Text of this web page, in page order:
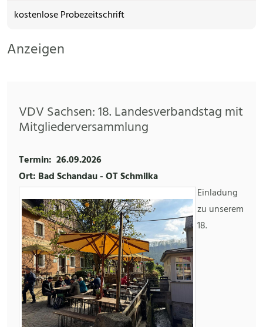
kostenlose Probezeitschrift
Anzeigen
VDV Sachsen: 18. Landesverbandstag mit
Mitgliederversammlung
Termin: 26.09.2026
Ort: Bad Schandau - OT Schmilka
Einladung
zu unserem
18.